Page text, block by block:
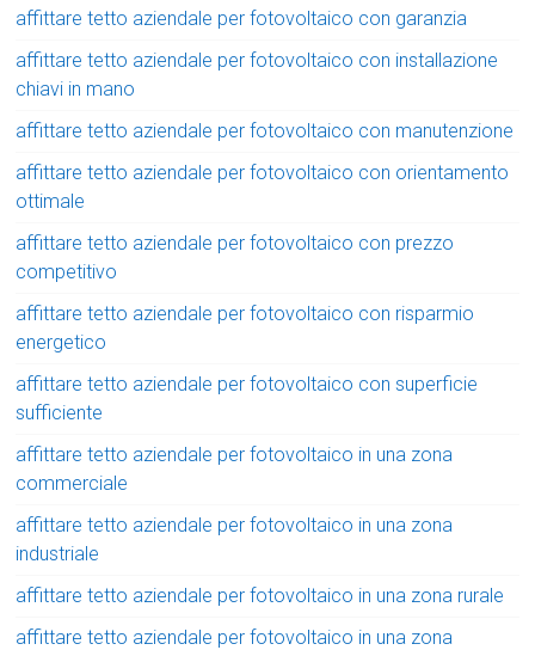
affittare tetto aziendale per fotovoltaico con garanzia
affittare tetto aziendale per fotovoltaico con installazione
chiavi in mano
affittare tetto aziendale per fotovoltaico con manutenzione
affittare tetto aziendale per fotovoltaico con orientamento
ottimale
affittare tetto aziendale per fotovoltaico con prezzo
competitivo
affittare tetto aziendale per fotovoltaico con risparmio
energetico
affittare tetto aziendale per fotovoltaico con superficie
sufficiente
affittare tetto aziendale per fotovoltaico in una zona
commerciale
affittare tetto aziendale per fotovoltaico in una zona
industriale
affittare tetto aziendale per fotovoltaico in una zona rurale
affittare tetto aziendale per fotovoltaico in una zona